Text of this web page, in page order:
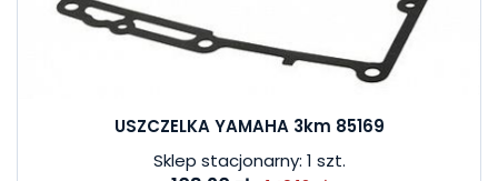
USZCZELKA YAMAHA 3km 85169
Sklep stacjonarny: 1 szt.